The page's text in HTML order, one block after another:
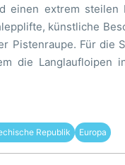
einen extrem steilen
künstliche
Pistenraupe. Für die
die Langlaufloipen
Republik Europa